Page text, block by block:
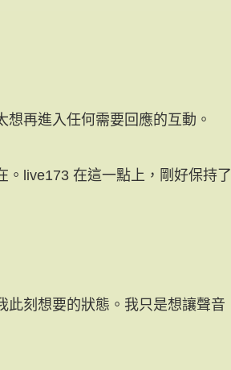
再進入任何需要回應的互動。
。live173 在這一點上，剛好保持了
此刻想要的狀態。我只是想讓聲音